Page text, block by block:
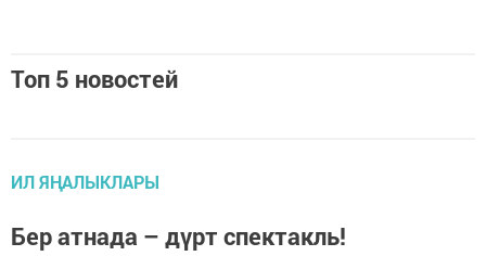
Топ 5 новостей
ИЛ ЯҢАЛЫКЛАРЫ
Бер ат­на­да – дүрт спек­такль!